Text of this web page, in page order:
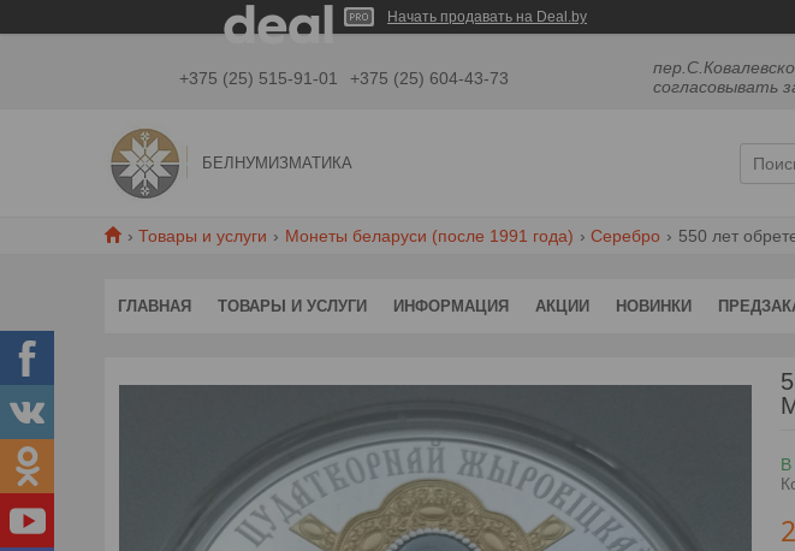
Начать продавать на Deal.by
+375 (25) 515-91-01 +375 (25) 604-43-73
согласовывать
БЕЛНУМИЗМАТИКА
Товары и услуги Монеты беларуси (после 1991 года) Серебро 550 лет
ГЛАВНАЯ ТОВАРЫ И УСЛУГИ ИНФОРМАЦИЯ АКЦИИ НОВИНКИ
В